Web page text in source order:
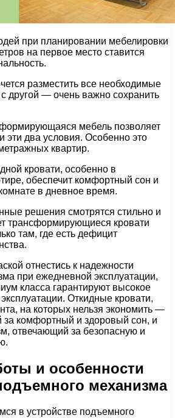
при планировании мебелировки
на первое место ставится
разместить все необходимые
другой — очень важно сохранить
мебель позволяет
эти два условия. Особенно это
квартир.
кровати, особенно в
обеспечит комфортный сон и
в дневное время.
решения смотрятся стильно и
трансформирующиеся кровати
там, где есть дефицит
отнестись к надежности
при ежедневной эксплуатации,
класса гарантируют высокое
Откидные кровати,
на которых нельзя экономить —
комфортный и здоровый сон, и
отвечающий за безопасную и
и особенности
механизма
в устройстве подъемного